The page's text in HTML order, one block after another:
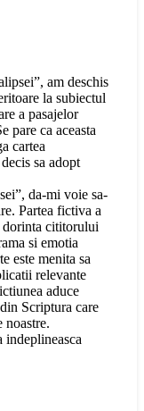
am deschis
la subiectul
a pasajelor
pare ca aceasta
cartea
sa adopt
da-mi voie sa-
Partea fictiva a
dorinta cititorului
si emotia
este menita sa
relevante
aduce
Scriptura care
noastre.
indeplineasca